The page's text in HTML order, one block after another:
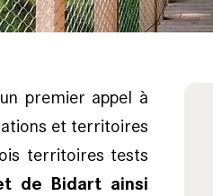
premier appel à
et territoires
territoires tests
de Bidart ainsi